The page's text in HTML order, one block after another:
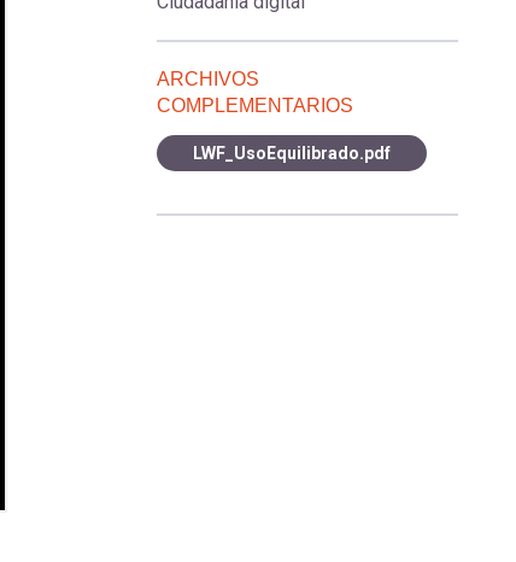
ARCHIVOS
COMPLEMENTARIOS
LWF_UsoEquilibrado.pdf